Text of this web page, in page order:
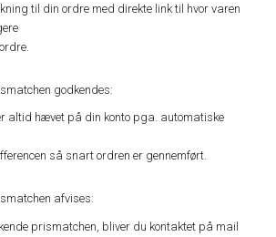
til din ordre med direkte link til hvor varen
godkendes:
altid hævet på din konto pga. automatiske
så snart ordren er gennemført.
afvises:
prismatchen, bliver du kontaktet på mail